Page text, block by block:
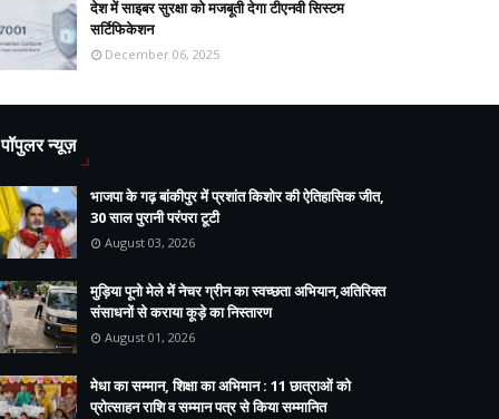
देश में साइबर सुरक्षा को मजबूती देगा टीएनवी सिस्टम
सर्टिफिकेशन
December 06, 2025
पॉपुलर न्यूज़
भाजपा के गढ़ बांकीपुर में प्रशांत किशोर की ऐतिहासिक जीत,
30 साल पुरानी परंपरा टूटी
August 03, 2026
मुड़िया पूनो मेले में नेचर ग्रीन का स्वच्छता अभियान,अतिरिक्त
संसाधनों से कराया कूड़े का निस्तारण
August 01, 2026
मेधा का सम्मान, शिक्षा का अभिमान : 11 छात्राओं को
प्रोत्साहन राशि व सम्मान पत्र से किया सम्मानित